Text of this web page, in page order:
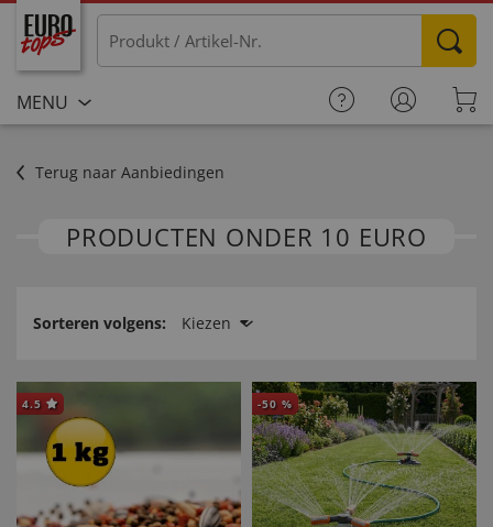
MENU
Terug naar Aanbiedingen
PRODUCTEN ONDER 10 EURO
Sorteren volgens: Kiezen
4.5 -50 %